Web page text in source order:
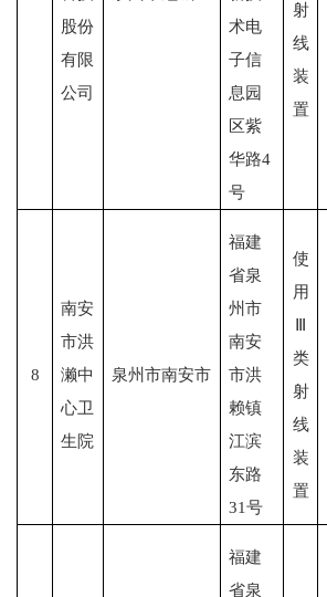
股份
有限
公司
术电
子信
息园
区紫
华路4
号
射
线
装
置
8
南安
市洪
濑中
心卫
生院
泉州市南安市
福建
省泉
州市
南安
市洪
赖镇
江滨
东路
31号
使
用
Ⅲ
类
射
线
装
置
福建
省泉